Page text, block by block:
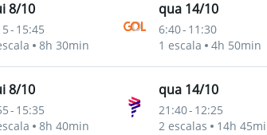
8/10
- 15:45
8h 30min
qua 14/10
6:40- 11:30
1 escala
4h 50min
8/10
- 15:35
8h 40min
qua 14/10
21:40- 12:25
2 escalas
14h